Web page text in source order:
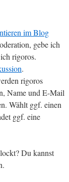
im Blog
gebe ich
rigoros.
.
rigoros
Name und E-Mail
Wählt ggf. einen
ggf. eine
Du kannst